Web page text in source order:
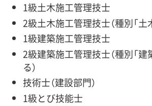
1級土木施工管理技士
2級土木施工管理技士（種別「土
1級建築施工管理技士
2級建築施工管理技士（種別「建
る）
技術士（建設部門）
1級とび技能士